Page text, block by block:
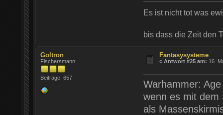
Es ist nicht tot was
bis dass die Zeit den
Goltron
Fischersmann
Beiträge: 657
Fantasysysteme
«Antwort #25 am: 16.
Warhammer:
wenn es mit dem
als